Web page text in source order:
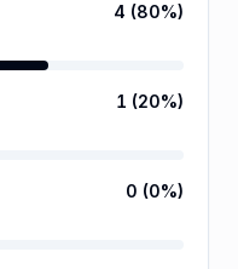
4 (80%)
1 (20%)
0 (0%)